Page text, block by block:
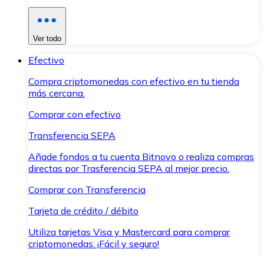
Ver todo
Efectivo
Compra criptomonedas con efectivo en tu tienda
más cercana.
Comprar con efectivo
Transferencia SEPA
Añade fondos a tu cuenta Bitnovo o realiza compras
directas por Trasferencia SEPA al mejor precio.
Comprar con Transferencia
Tarjeta de crédito / débito
Utiliza tarjetas Visa y Mastercard para comprar
criptomonedas. ¡Fácil y seguro!